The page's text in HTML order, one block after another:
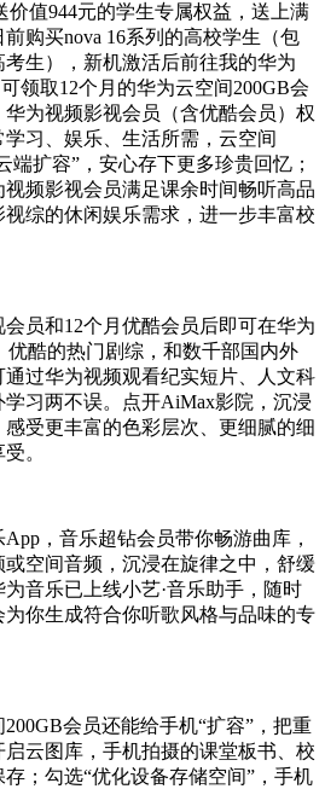
价值944元的学生专属权益，送上满
购买nova 16系列的高校学生（包
生），新机激活后前往我的华为
领取12个月的华为云空间200GB会
为视频影视会员（含优酷会员）权
习、娱乐、生活所需，云空间
端扩容”，安心存下更多珍贵回忆；
频影视会员满足课余时间畅听高品
综的休闲娱乐需求，进一步丰富校
员和12个月优酷会员后即可在华为
酷的热门剧综，和数千部国内外
过华为视频观看纪实短片、人文科
习两不误。点开AiMax影院，沉浸
受更丰富的色彩层次、更细腻的细
。
，音乐超钻会员带你畅游曲库，
空间音频，沉浸在旋律之中，舒缓
音乐已上线小艺·音乐助手，随时
你生成符合你听歌风格与品味的专
会员还能给手机“扩容”，把重
云图库，手机拍摄的课堂板书、校
；勾选“优化设备存储空间”，手机